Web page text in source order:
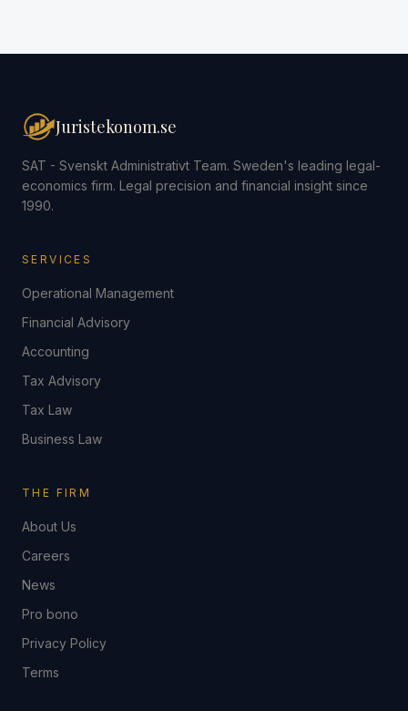
Juristekonom.se
SAT - Svenskt Administrativt Team. Sweden's leading legal-
economics firm. Legal precision and financial insight since
1990.
SERVICES
Operational Management
Financial Advisory
Accounting
Tax Advisory
Tax Law
Business Law
THE FIRM
About Us
Careers
News
Pro bono
Privacy Policy
Terms